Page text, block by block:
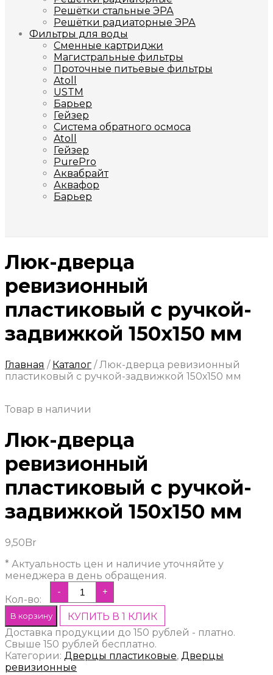
Решётки стальные ЭРА
Решётки радиаторные ЭРА
Фильтры для воды
Сменные картриджи
Магистральные фильтры
Проточные питьевые фильтры
Atoll
USTM
Барьер
Гейзер
Система обратного осмоса
Atoll
Гейзер
PurePro
Аквабрайт
Аквафор
Барьер
Люк-дверца
ревизионный
пластиковый с ручкой-
задвижкой 150х150 мм
Главная / Каталог /Люк-дверца ревизионный
пластиковый с ручкой-задвижкой 150х150 мм
Товар в наличии
Люк-дверца
ревизионный
пластиковый с ручкой-
задвижкой 150х150 мм
9,50Br
* Актуальность цен и наличие уточняйте у
менеджера в день обращения.
Кол-во:
- +
В корзину
КУПИТЬ В 1 КЛИК
Доставка продукции до 150 рублей - платно.
Свыше 150 рублей бесплатно.
Категории: Дверцы пластиковые, Дверцы
ревизионные